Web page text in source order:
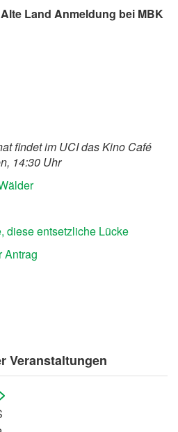
Land Anmeldung bei MBK
findet im UCI das Kino Café
14:30 Uhr
diese entsetzliche Lücke
Antrag
Veranstaltungen